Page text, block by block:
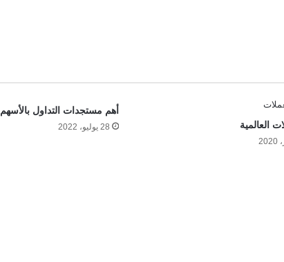
العالمية
أهم مستجدات التداول بالأسهم
28 يوليو، 2022